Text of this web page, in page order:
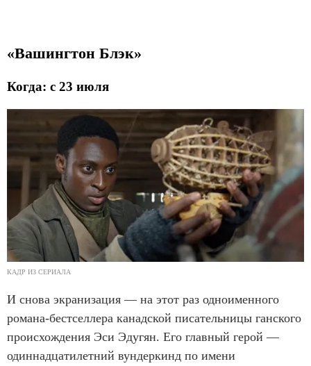
«Вашингтон Блэк»
Когда: с 23 июля
КАДР ИЗ СЕРИАЛА
И снова экранизация — на этот раз одноименного
романа-бестселлера канадской писательницы ганского
происхождения Эси Эдугян. Его главный герой —
одиннадцатилетний вундеркинд по имени